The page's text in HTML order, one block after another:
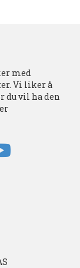
med
Vi liker å
du vil ha den